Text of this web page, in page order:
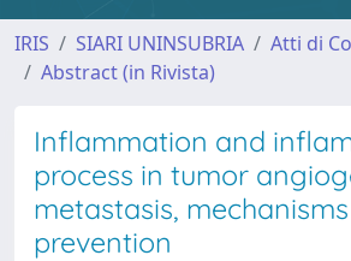
IRIS SIARI UNINSUBRIA
Atti di
Abstract (in Rivista)
Inflammation and
process in tumor
metastasis,
prevention